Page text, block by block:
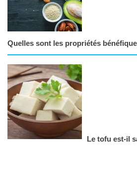
Quelles sont les propriétés
Le tofu est-il